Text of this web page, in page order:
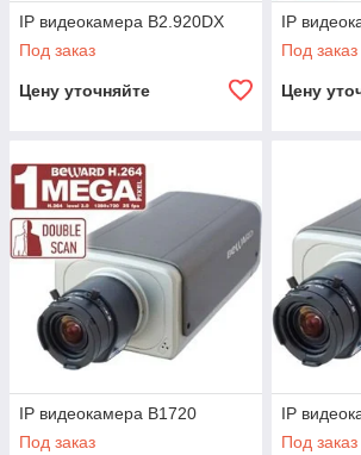
IP видеокамера B2.920DX
Под заказ
Цену уточняйте
IP
Под заказ
Цену
IP видеокамера B1720
Под заказ
IP
Под заказ